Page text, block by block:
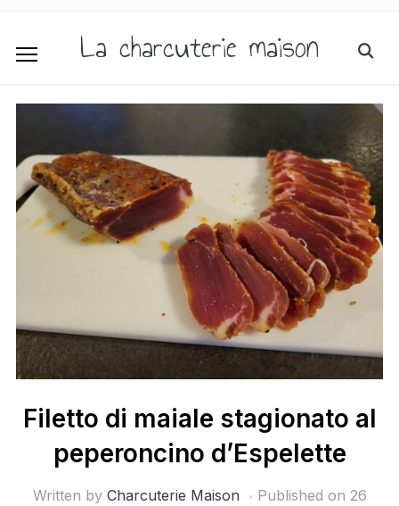
La charcuterie maison
Filetto di maiale stagionato al
peperoncino d’Espelette
Written by Charcuterie Maison Published on 26